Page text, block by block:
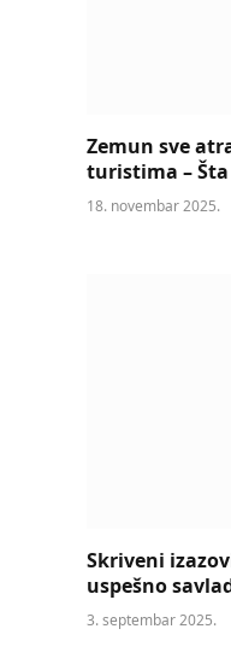
Zemun sve
turistima –
18. novembar 2025.
Skriveni
uspešno
3. septembar 2025.